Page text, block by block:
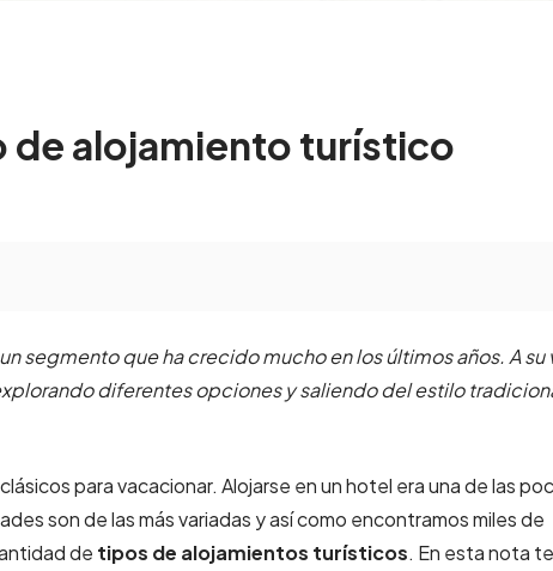
de alojamiento turístico
segmento que ha crecido mucho en los últimos años. A su
diferentes opciones y saliendo del estilo
para vacacionar. Alojarse en un hotel era una de las
son de las más variadas y así como encontramos miles de
de tipos de alojamientos turísticos. En esta nota